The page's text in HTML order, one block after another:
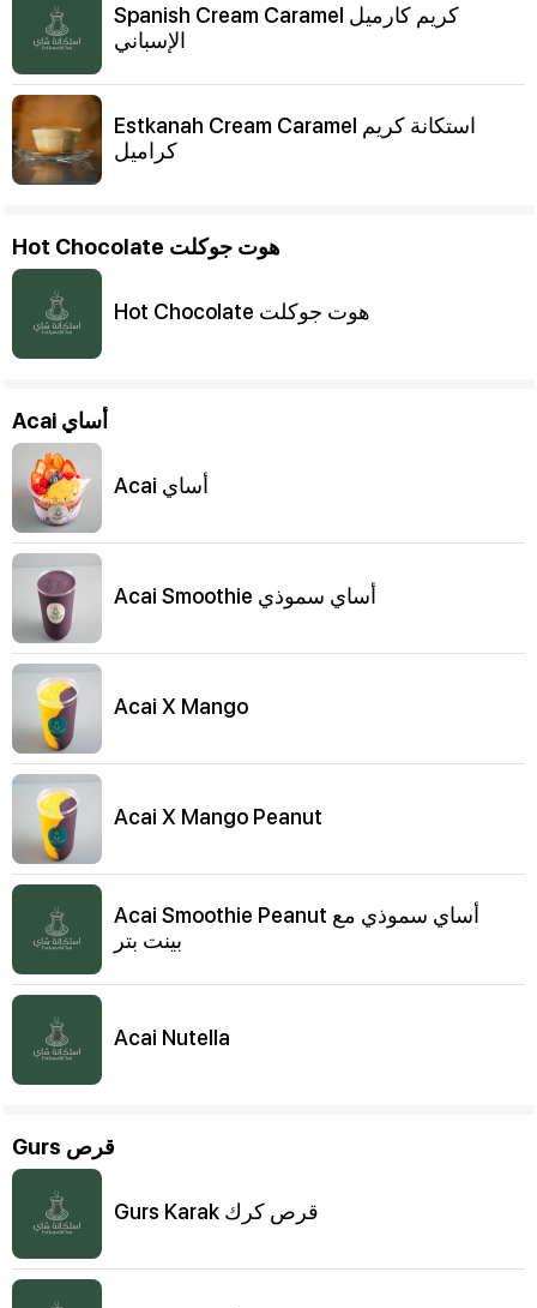
Spanish Cream Caramel كريم كارميل
الإسباني
Estkanah Cream Caramel استكانة كريم
كراميل
Hot Chocolate هوت جوكلت
Hot Chocolate هوت جوكلت
Acai أساي
Acai أساي
Acai Smoothie أساي سموذي
Acai X Mango
Acai X Mango Peanut
Acai Smoothie Peanut أساي سموذي مع
بينت بتر
Acai Nutella
Gurs قرص
Gurs Karak قرص كرك